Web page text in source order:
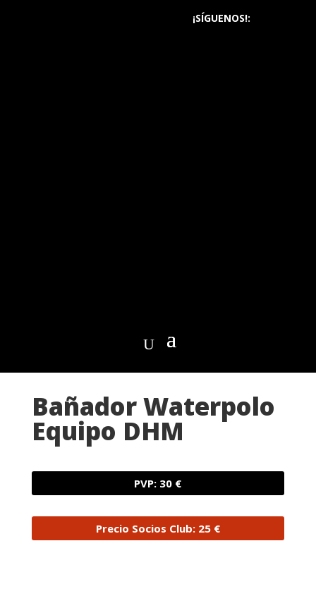
¡SÍGUENOS!:
Bañador Waterpolo
Equipo DHM
PVP: 30 €
Precio Socios Club: 25 €